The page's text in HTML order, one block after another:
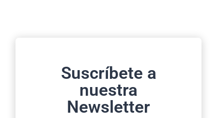
Suscríbete a
nuestra
Newsletter